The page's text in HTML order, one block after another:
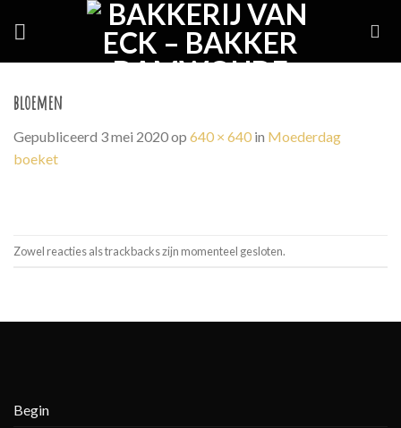
bloemen
Gepubliceerd 3 mei 2020op 640 × 640 in Moederdag
boeket
Zowel reacties als trackbacks zijn momenteel gesloten.
Begin